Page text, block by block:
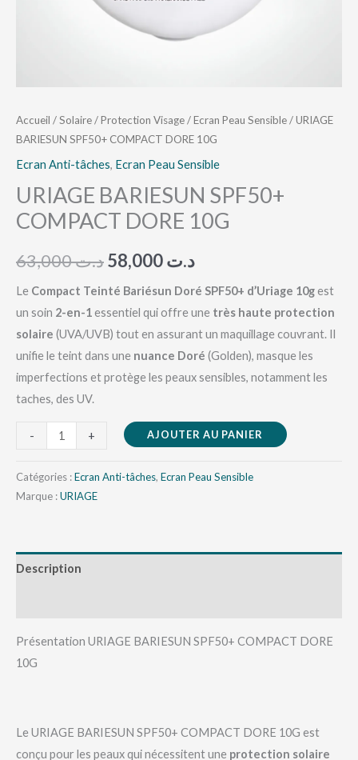
Accueil /Solaire/Protection Visage/Ecran Peau Sensible/ URIAGE
BARIESUN SPF50+ COMPACT DORE 10G
Ecran Anti-tâches, Ecran Peau Sensible
URIAGE BARIESUN SPF50+
COMPACT DORE 10G
د.ت63,000 د.ت
Le Compact Teinté Bariésun Doré SPF50+ d’Uriage 10gest
un soin 2-en-1essentiel qui offre une très haute protection
solaire (UVA/UVB) tout en assurant un maquillage couvrant. Il
unifie le teint dans une nuance Doré (Golden), masque les
imperfections et protège les peaux sensibles, notamment les
taches, des UV.
- + AJOUTER AU PANIER
Catégories :Ecran Anti-tâches, Ecran Peau Sensible
Marque :URIAGE
Description
Présentation URIAGE BARIESUN SPF50+ COMPACT DORE
10G
Le URIAGE BARIESUN SPF50+ COMPACT DORE 10G est
conçu pour les peaux qui nécessitent une protection solaire